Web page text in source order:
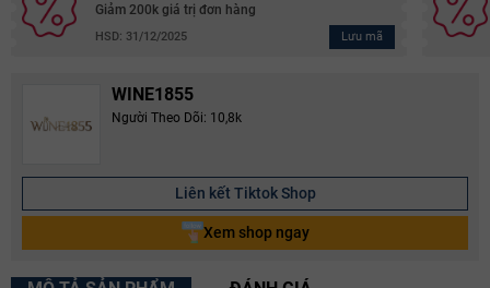
Giảm 200k giá trị đơn hàng
HSD: 31/12/2025 Lưu mã
WINE1855
Người Theo Dõi: 10,8k
Liên kết Tiktok Shop
Xem shop ngay